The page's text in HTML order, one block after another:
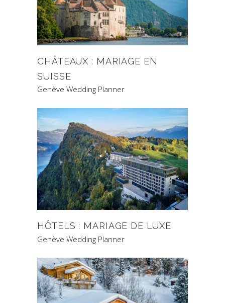
CHÂTEAUX : MARIAGE EN
SUISSE
Genève Wedding Planner
HÔTELS : MARIAGE DE LUXE
Genève Wedding Planner